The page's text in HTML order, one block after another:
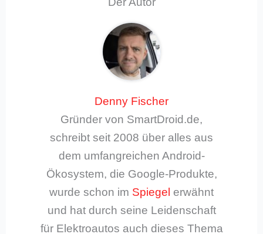
Denny Fischer
Gründer von SmartDroid.de,
schreibt seit 2008 über alles aus
dem umfangreichen Android-
Ökosystem, die Google-Produkte,
wurde schon im Spiegel erwähnt
und hat durch seine Leidenschaft
für Elektroautos auch dieses Thema